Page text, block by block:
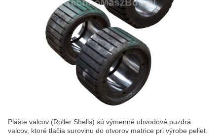
Plášte valcov (Roller Shells) sú výmenné obvodové puzdrá
valcov, ktoré tlačia surovinu do otvorov matrice pri výrobe peliet.